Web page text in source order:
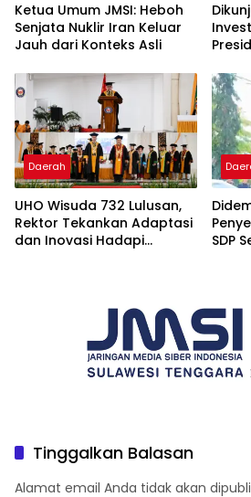
Ketua Umum JMSI: Heboh
Senjata Nuklir Iran Keluar
Jauh dari Konteks Asli
Daerah
UHO Wisuda 732 Lulusan,
Rektor Tekankan Adaptasi
dan Inovasi Hadapi
SDP
Tinggalkan Balasan
Alamat email Anda tidak akan